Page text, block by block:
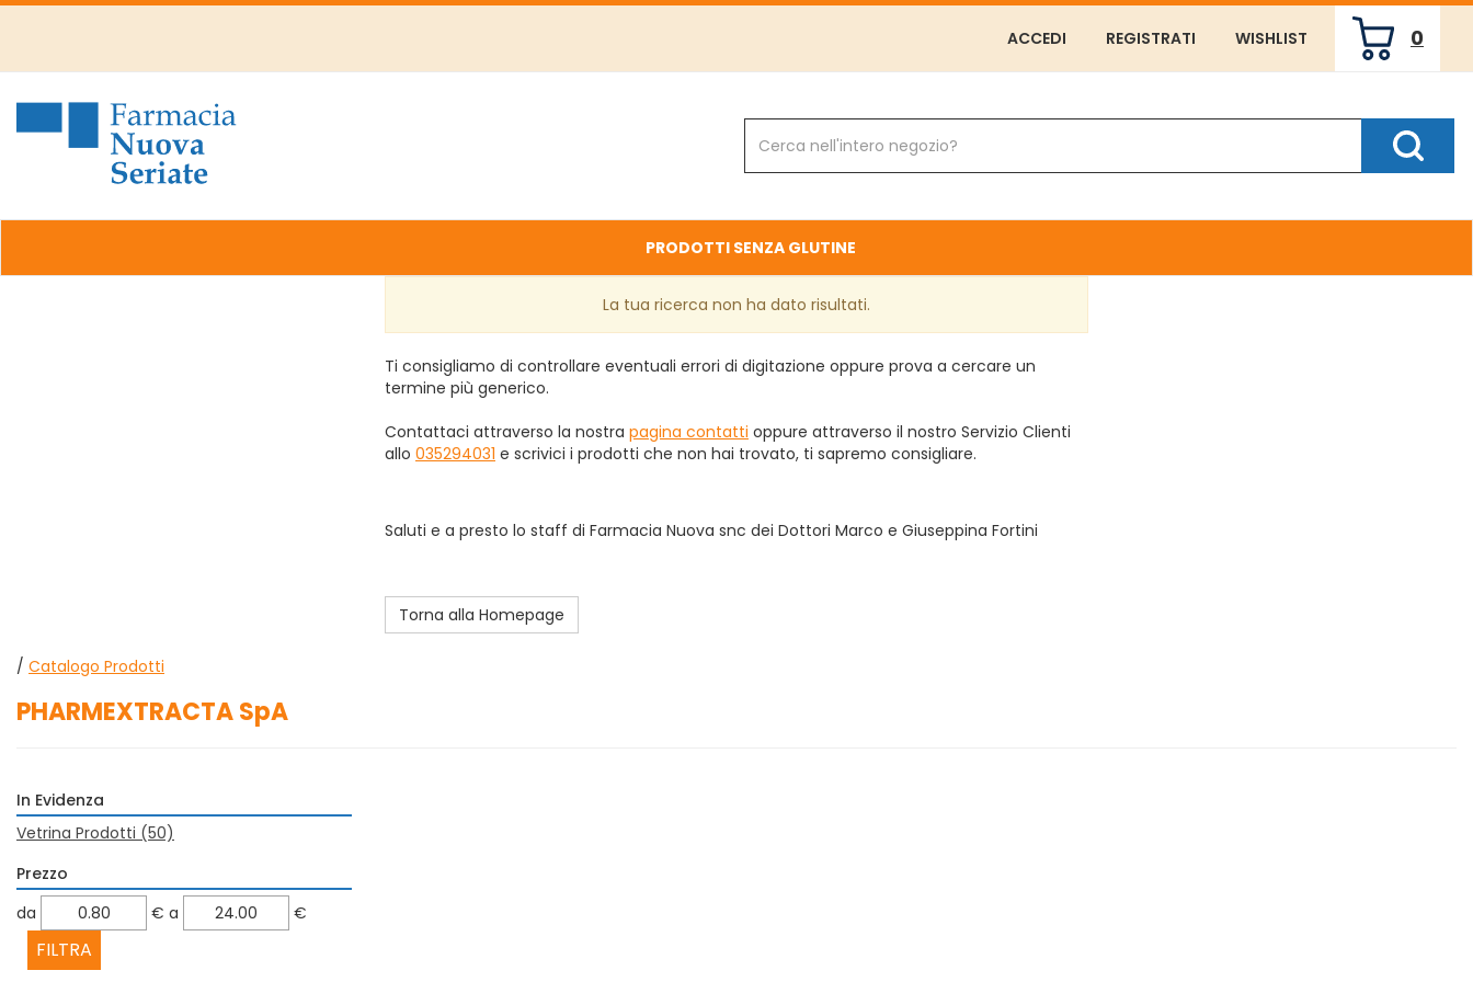
Passa
principale
ACCEDI REGISTRATI WISHLIST 0
ARTICOLI
INSERITI
Farmacia
Nuova
Prodotto
Cerca
PRODOTTI SENZA GLUTINE
La tua ricerca non ha dato risultati.
Ti consigliamo di controllare eventuali errori di digitazione oppure prova a cercare un
termine più generico.
Contattaci attraverso la nostra pagina contatti oppure attraverso il nostro Servizio Clienti
allo 035294031 e scrivici i prodotti che non hai trovato, ti sapremo consigliare.
Saluti e a presto lo staff di Farmacia Nuova snc dei Dottori Marco e Giuseppina Fortini
Torna alla Homepage
/ Catalogo Prodotti
PHARMEXTRACTA SpA
In Evidenza
Vetrina Prodotti (50)
Prezzo
filtra
da
da € filtra
a €